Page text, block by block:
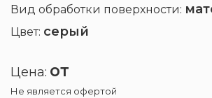
Вид обработки поверхности:
Цвет: серый
Цена: от
Не является офертой